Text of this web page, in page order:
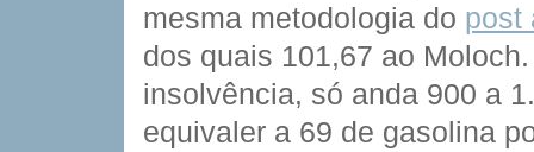
mesma metodologia do post
dos quais 101,67 ao
insolvência, só anda 900 a
equivaler a 69 de gasolina